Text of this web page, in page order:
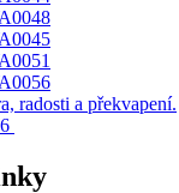
radosti a překvapení.